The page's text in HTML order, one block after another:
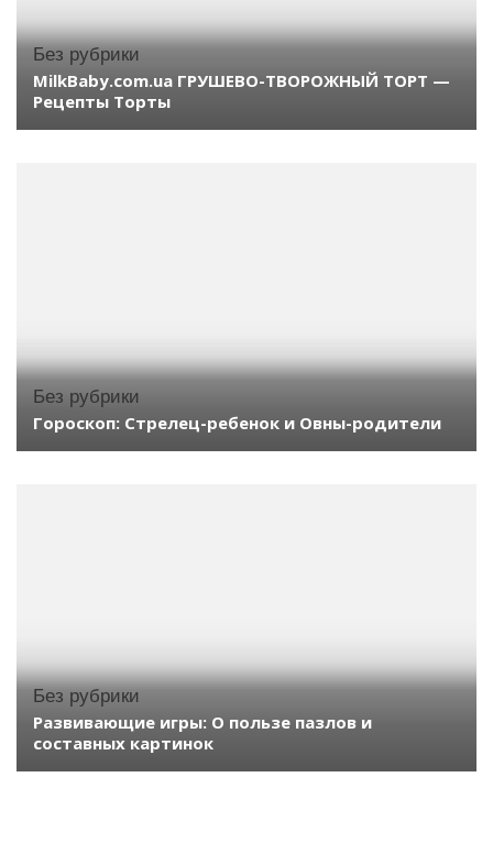
Без рубрики
MilkBaby.com.ua ГРУШЕВО-ТВОРОЖНЫЙ ТОРТ —
Рецепты Торты
Без рубрики
Гороскоп: Стрелец-ребенок и Овны-родители
Без рубрики
Развивающие игры: О пользе пазлов и
составных картинок